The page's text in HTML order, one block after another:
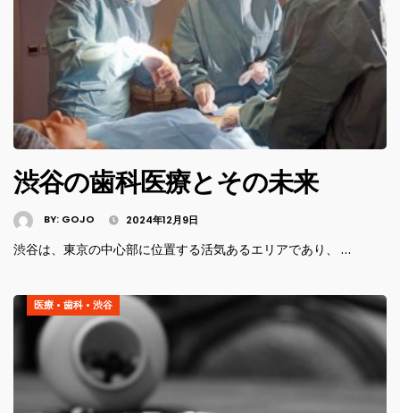
渋谷の歯科医療とその未来
BY: GOJO 2024年12月9日
渋谷は、東京の中心部に位置する活気あるエリアであり、 …
医療 • 歯科 • 渋谷